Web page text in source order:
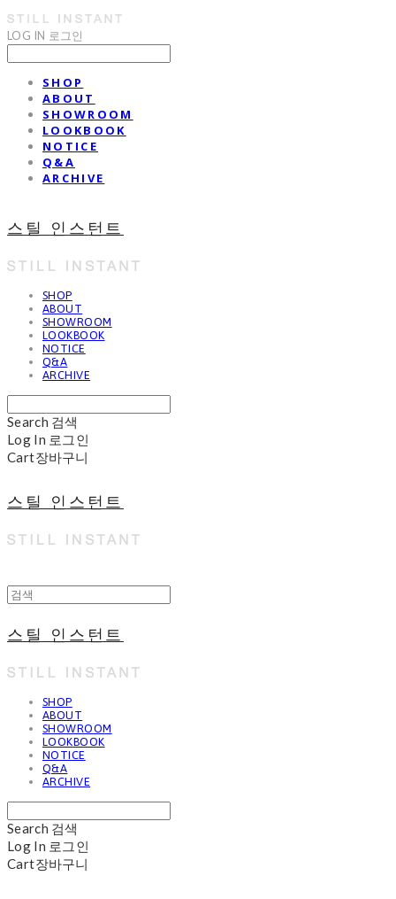
LOG IN 로그인
SHOP
ABOUT
SHOWROOM
LOOKBOOK
NOTICE
Q&A
ARCHIVE
스틸 인스턴트
SHOP
ABOUT
SHOWROOM
LOOKBOOK
NOTICE
Q&A
ARCHIVE
Search 검색
Log In 로그인
Cart장바구니
스틸 인스턴트
스틸 인스턴트
SHOP
ABOUT
SHOWROOM
LOOKBOOK
NOTICE
Q&A
ARCHIVE
Search 검색
Log In 로그인
Cart장바구니